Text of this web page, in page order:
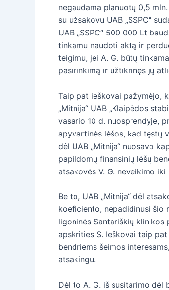
negaudama planuotų 0,5
su užsakovu UAB „SSPC“
UAB „SSPC“ 500 000 Lt
tinkamu naudoti aktą ir
teigimu, jei A. G. būtų
pasirinkimą ir užtikrinęs jų
Taip pat ieškovai pažymėjo,
„Mitnija“ UAB „Klaipėdos
vasario 10 d. nuosprendyje,
apyvartinės lėšos, kad tęstų
dėl UAB „Mitnija“ nuosavo
papildomų finansinių lėšų
atsakovės V. G. neveikimo iki
Be to, UAB „Mitnija“ dėl
koeficiento, nepadidinusi šio
ligoninės Santariškių klinikos
apskrities S. Ieškovai taip
bendriems šeimos
atsakingu.
Dėl to A. G. iš susitarimo